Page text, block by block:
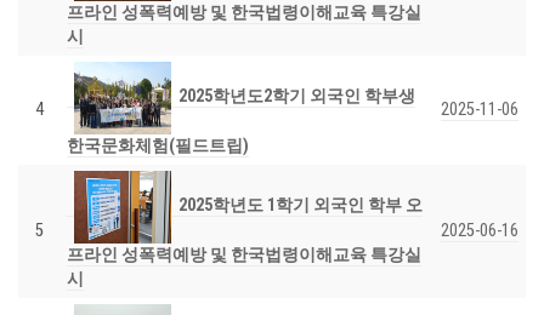
프라인 성폭력예방 및 한국법령이해교육 특강실
시
4
2025학년도2학기 외국인 학부생
한국문화체험(필드트립)
2025-11-06
5
2025학년도 1학기 외국인 학부 오
프라인 성폭력예방 및 한국법령이해교육 특강실
시
2025-06-16